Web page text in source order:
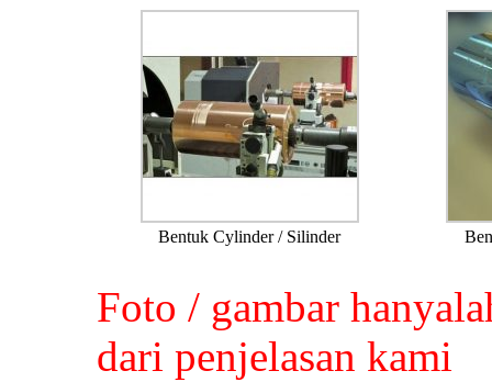
Bentuk Cylinder / Silinder
Foto / gambar
dari penjelasan kami